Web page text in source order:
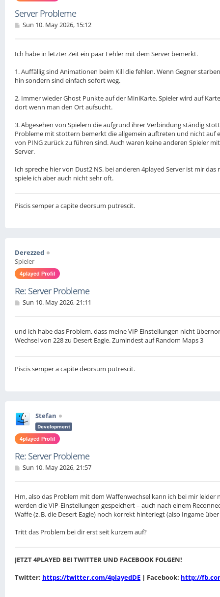
Server Probleme
PSun 10. May 2026, 15:12
Ich habe in letzter Zeit ein paar Fehler mit dem Server bemerkt.
1. Auffällig sind Animationen beim Kill die fehlen. Wenn Gegner
hin sondern sind einfach sofort weg.
2, Immer wieder Ghost Punkte auf der MiniKarte. Spieler wird auf
dort wenn man den Ort aufsucht.
3. Abgesehen von Spielern die aufgrund ihrer Verbindung ständig
Probleme mit stottern bemerkt die allgemein auftreten und nicht auf
von PING zurück zu führen sind. Auch waren keine anderen Spieler
Server.
Ich spreche hier von Dust2 NS. bei anderen 4played Server ist mir
spiele ich aber auch nicht sehr oft.
Piscis semper a capite deorsum putrescit.
Derezzed
Spieler
4played Profil
Re: Server Probleme
PSun 10. May 2026, 21:11
und ich habe das Problem, dass meine VIP Einstellungen nicht
Wechsel von 228 zu Desert Eagle. Zumindest auf Random Maps 3
Piscis semper a capite deorsum putrescit.
Stefan
Development
4played Profil
Re: Server Probleme
PSun 10. May 2026, 21:57
Hm, also das Problem mit dem Waffenwechsel kann ich bei mir leider
werden die VIP-Einstellungen gespeichert – auch nach einem
Waffe (z. B. die Desert Eagle) noch korrekt hinterlegt (also Ingame
Tritt das Problem bei dir erst seit kurzem auf?
JETZT 4PLAYED BEI TWITTER UND FACEBOOK FOLGEN!
Twitter: https://twitter.com/4playedDE | Facebook: http://